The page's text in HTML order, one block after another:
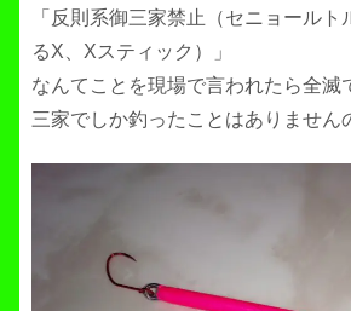
「反則系御三家禁止（セニョールト
るX、Xスティック）」
なんてことを現場で言われたら全滅
三家でしか釣ったことはありません